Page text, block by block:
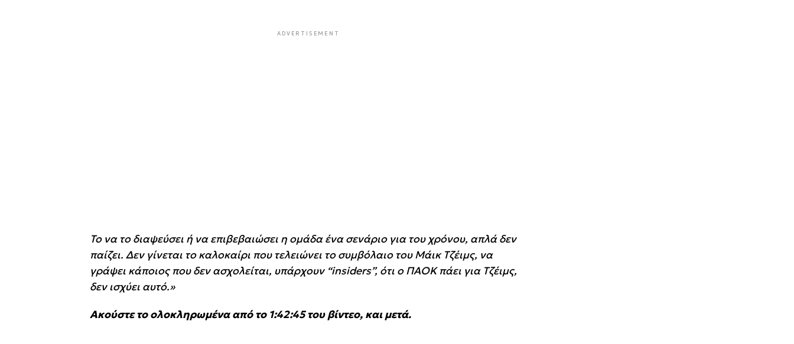
ADVERTISEMENT
Το να το διαψεύσει ή να επιβεβαιώσει η ομάδα ένα σενάριο για του χρόνου, απλά δεν
παίζει. Δεν γίνεται το καλοκαίρι που τελειώνει το συμβόλαιο του Μάικ Τζέιμς, να
γράψει κάποιος που δεν ασχολείται, υπάρχουν “insiders”, ότι ο ΠΑΟΚ πάει για Τζέιμς,
δεν ισχύει αυτό.»
Ακούστε το ολοκληρωμένα από το 1:42:45 του βίντεο, και μετά.